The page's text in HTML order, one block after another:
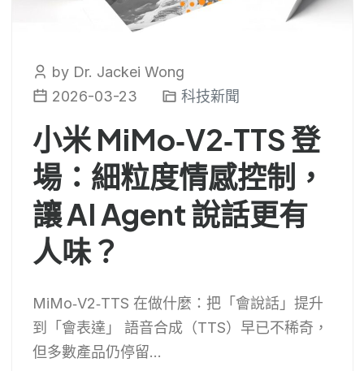
by Dr. Jackei Wong
2026-03-23
科技新聞
小米 MiMo‑V2‑TTS 登
場：細粒度情感控制，
讓 AI Agent 說話更有
人味？
MiMo‑V2‑TTS 在做什麼：把「會說話」提升
到「會表達」 語音合成（TTS）早已不稀奇，
但多數產品仍停留...